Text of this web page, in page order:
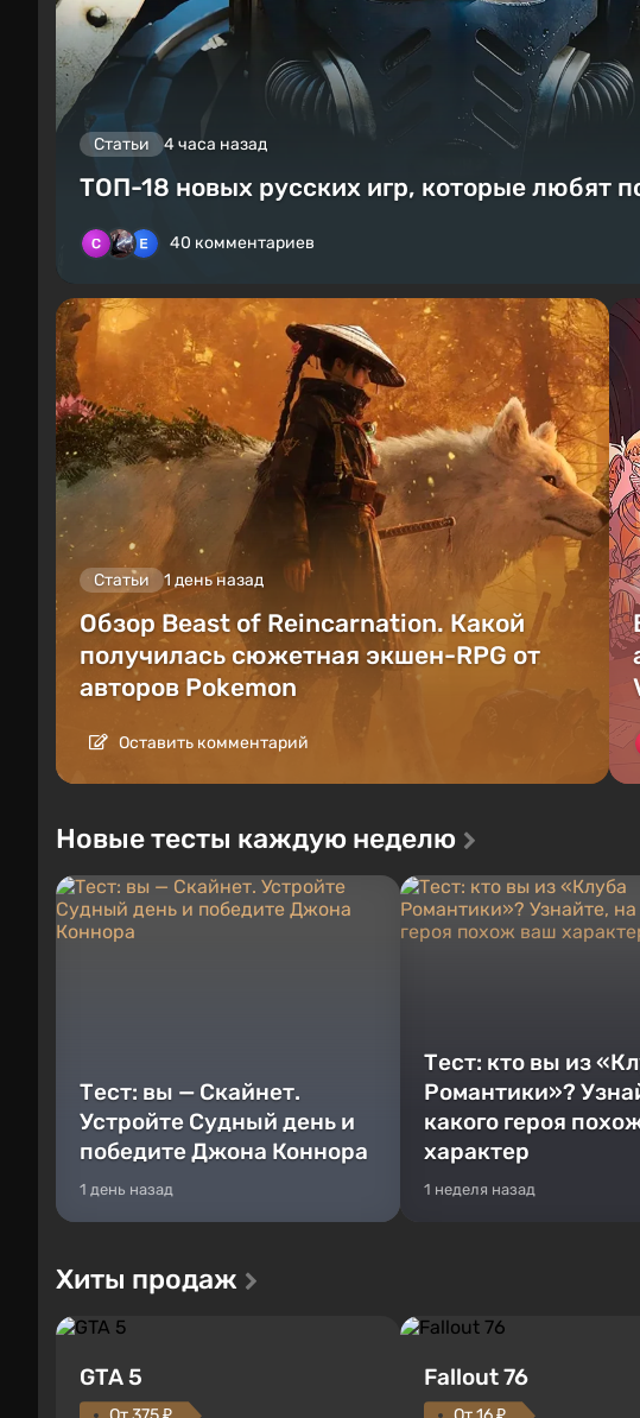
Статьи 4 часа назад
ТОП-18 новых русских игр, которые любят
40 комментариев
Статьи 1 день назад
Обзор Beast of Reincarnation. Какой
получилась сюжетная экшен-RPG от
авторов Pokemon
Оставить комментарий
Новые тесты каждую неделю
Тест: вы — Скайнет.
Устройте Судный день и
победите Джона Коннора
1 день назад
Тест: кто вы из
Романтики»?
какого героя
характер
1 неделя назад
Хиты продаж
GTA 5 Fallout 76